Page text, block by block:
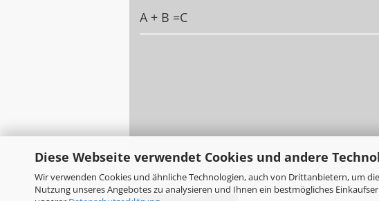
Diese Webseite verwendet Cookies und andere
Wir verwenden Cookies und ähnliche Technologien, auch von Drittanbietern, um
Nutzung unseres Angebotes zu analysieren und Ihnen ein bestmögliches
A + B =C